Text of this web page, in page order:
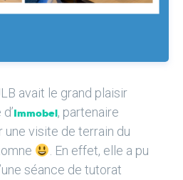
avait le grand plaisir
Immobel, partenaire
une visite de terrain du
. En effet, elle a pu
séance de tutorat